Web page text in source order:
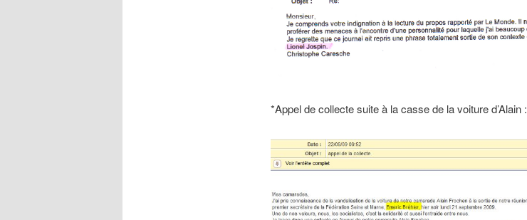
*Appel de collecte suite à la casse de la voiture d’Alain :